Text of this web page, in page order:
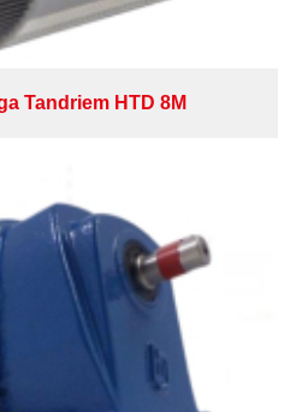
Tandriem HTD 8M